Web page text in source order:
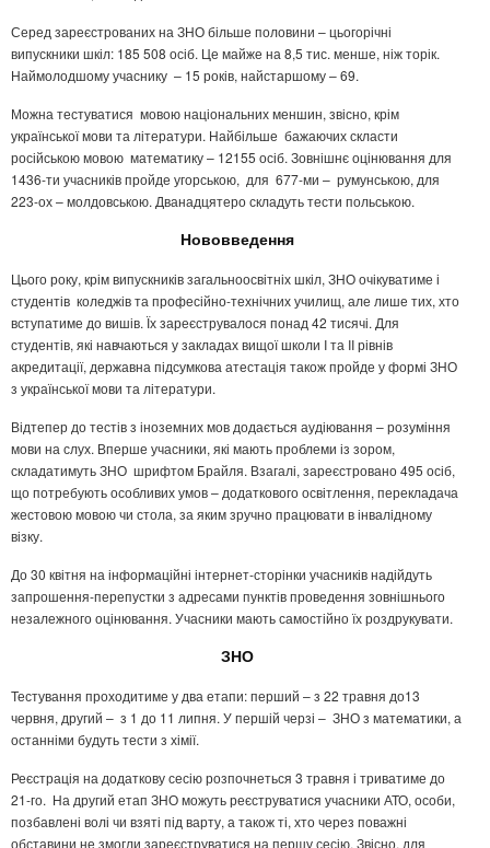
Серед зареєстрованих на ЗНО більше половини – цьогорічні
випускники шкіл: 185 508 осіб. Це майже на 8,5 тис. менше, ніж торік.
Наймолодшому учаснику – 15 років, найстаршому – 69.
Можна тестуватися мовою національних меншин, звісно, крім
української мови та літератури. Найбільше бажаючих скласти
російською мовою математику – 12155 осіб. Зовнішнє оцінювання для
1436-ти учасників пройде угорською, для 677-ми – румунською, для
223-ох – молдовською. Дванадцятеро складуть тести польською.
Нововведення
Цього року, крім випускників загальноосвітніх шкіл, ЗНО очікуватиме і
студентів коледжів та професійно-технічних училищ, але лише тих, хто
вступатиме до вишів. Їх зареєструвалося понад 42 тисячі. Для
студентів, які навчаються у закладах вищої школи I та II рівнів
акредитації, державна підсумкова атестація також пройде у формі ЗНО
з української мови та літератури.
Відтепер до тестів з іноземних мов додається аудіювання – розуміння
мови на слух. Вперше учасники, які мають проблеми із зором,
складатимуть ЗНО шрифтом Брайля. Взагалі, зареєстровано 495 осіб,
що потребують особливих умов – додаткового освітлення, перекладача
жестовою мовою чи стола, за яким зручно працювати в інвалідному
візку.
До 30 квітня на інформаційні інтернет-сторінки учасників надійдуть
запрошення-перепустки з адресами пунктів проведення зовнішнього
незалежного оцінювання. Учасники мають самостійно їх роздрукувати.
ЗНО
Тестування проходитиме у два етапи: перший – з 22 травня до13
червня, другий – з 1 до 11 липня. У першій черзі – ЗНО з математики, а
останніми будуть тести з хімії.
Реєстрація на додаткову сесію розпочнеться 3 травня і триватиме до
21-го. На другий етап ЗНО можуть реєструватися учасники АТО, особи,
позбавлені волі чи взяті під варту, а також ті, хто через поважні
обставини не змогли зареєструватися на першу сесію. Звісно, для